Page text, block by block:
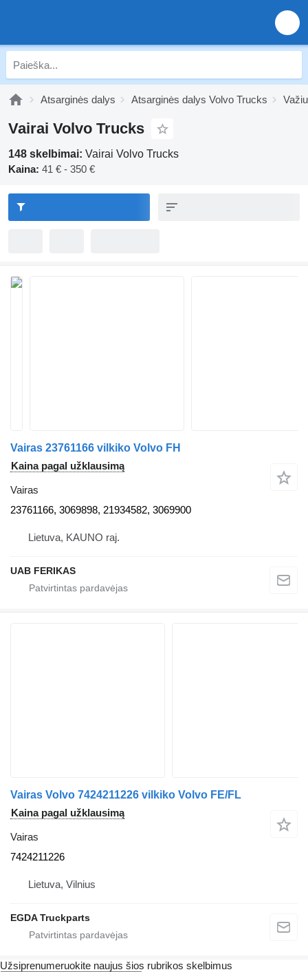
Atsarginės dalys Atsarginės dalys Volvo Trucks
Vairai Volvo Trucks
148 skelbimai: Vairai Volvo Trucks
Kaina: 41 € - 350 €
Vairas 23761166 vilkiko Volvo FH
Kaina pagal užklausimą
Vairas
23761166, 3069898, 21934582, 3069900
Lietuva, KAUNO raj.
UAB FERIKAS
Vairas Volvo 7424211226 vilkiko Volvo FE/FL
Kaina pagal užklausimą
Vairas
7424211226
Lietuva, Vilnius
EGDA Truckparts
Užsiprenumeruokite naujus šios rubrikos skelbimus